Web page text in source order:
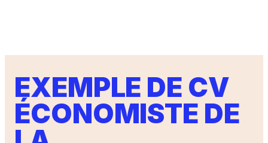
EXEMPLE DE CV
ÉCONOMISTE DE